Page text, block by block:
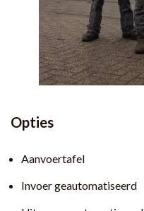
Opties
Aanvoertafel
Invoer geautomatiseerd